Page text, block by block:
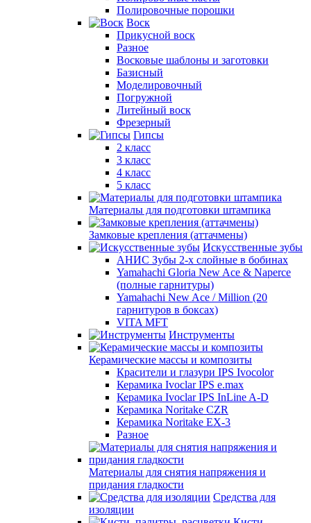
Полировочные порошки
Воск
Прикусной воск
Разное
Восковые шаблоны и заготовки
Базисный
Моделировочный
Погружной
Литейный воск
Фрезерный
Гипсы
2 класс
3 класс
4 класс
5 класс
Материалы для подготовки штампика
Замковые крепления (аттачмены)
Искусственные зубы
АНИС Зубы 2-х слойные в бобинах
Yamahachi Gloria New Ace & Naperce
(полные гарнитуры)
Yamahachi New Ace / Million (20
гарнитуров в боксах)
VITA MFT
Инструменты
Керамические массы и композиты
Красители и глазури IPS Ivocolor
Керамика Ivoclar IPS e.max
Керамика Ivoclar IPS InLine A-D
Керамика Noritake CZR
Керамика Noritake EX-3
Разное
Материалы для снятия напряжения и
придания гладкости
Средства для
изоляции